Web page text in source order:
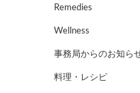
Remedies
Wellness
事務局からのお知ら
料理・レシピ